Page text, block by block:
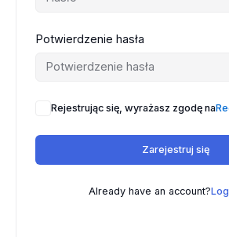
Potwierdzenie hasła
Rejestrując się, wyrażasz zgodę na
Zarejestruj się
Already have an account?